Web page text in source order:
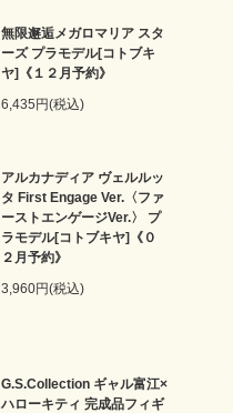
無限邂逅メガロマリア スタ
ーズ プラモデル[コトブキ
ヤ]《１２月予約》
6,435円(税込)
アルカナディア ヴェルルッ
タ First Engage Ver.〈ファ
ーストエンゲージVer.〉 プ
ラモデル[コトブキヤ]《０
２月予約》
3,960円(税込)
G.S.Collection ギャル富江×
ハローキティ 完成品フィギ